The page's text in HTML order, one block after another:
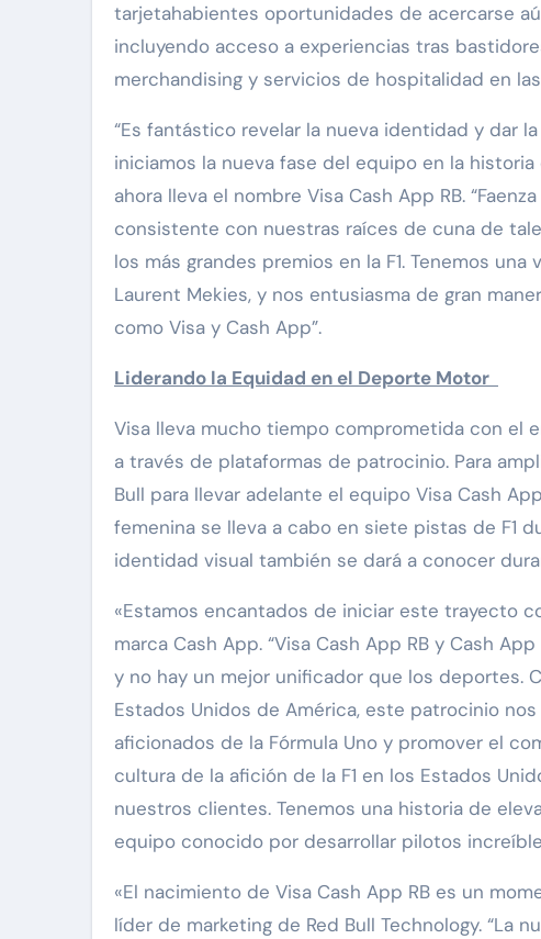
tarjetahabientes oportunidades de acercarse
incluyendo acceso a experiencias tras
merchandising y servicios de hospitalidad en
“Es fantástico revelar la nueva identidad y dar
iniciamos la nueva fase del equipo en la historia
ahora lleva el nombre Visa Cash App RB.
consistente con nuestras raíces de cuna de
los más grandes premios en la F1. Tenemos
Laurent Mekies, y nos entusiasma de gran
como Visa y Cash App”.
Liderando la Equidad en el Deporte Motor
Visa lleva mucho tiempo comprometida con el
a través de plataformas de patrocinio. Para
Bull para llevar adelante el equipo Visa Cash
femenina se lleva a cabo en siete pistas de F1
identidad visual también se dará a conocer
«Estamos encantados de iniciar este trayecto
marca Cash App. “Visa Cash App RB y Cash
y no hay un mejor unificador que los deportes.
Estados Unidos de América, este patrocinio
aficionados de la Fórmula Uno y promover el
cultura de la afición de la F1 en los Estados
nuestros clientes. Tenemos una historia de
equipo conocido por desarrollar pilotos
«El nacimiento de Visa Cash App RB es un
líder de marketing de Red Bull Technology. “La